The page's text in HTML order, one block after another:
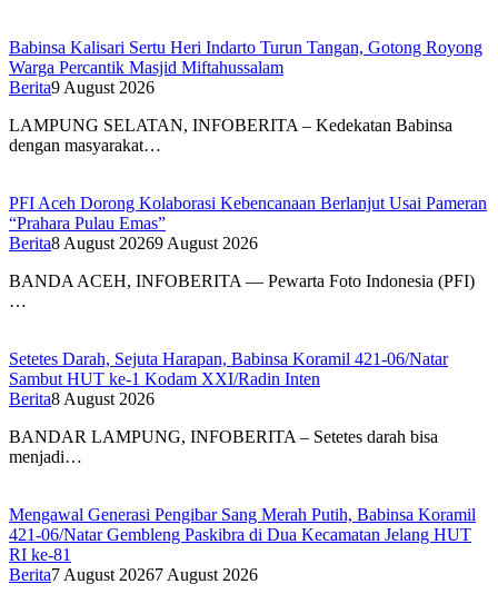
Babinsa Kalisari Sertu Heri Indarto Turun Tangan, Gotong Royong
Warga Percantik Masjid Miftahussalam
Berita9 August 2026
LAMPUNG SELATAN, INFOBERITA – Kedekatan Babinsa
dengan masyarakat…
PFI Aceh Dorong Kolaborasi Kebencanaan Berlanjut Usai Pameran
“Prahara Pulau Emas”
Berita8 August 20269 August 2026
BANDA ACEH, INFOBERITA — Pewarta Foto Indonesia (PFI)
…
Setetes Darah, Sejuta Harapan, Babinsa Koramil 421-06/Natar
Sambut HUT ke-1 Kodam XXI/Radin Inten
Berita8 August 2026
BANDAR LAMPUNG, INFOBERITA – Setetes darah bisa
menjadi…
Mengawal Generasi Pengibar Sang Merah Putih, Babinsa Koramil
421-06/Natar Gembleng Paskibra di Dua Kecamatan Jelang HUT
RI ke-81
Berita7 August 20267 August 2026